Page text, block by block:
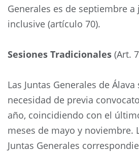
Generales es de septiembre
inclusive (artículo 70).
Sesiones Tradicionales (Art.
Las Juntas Generales de
necesidad de previa
año, coincidiendo con el
meses de mayo y noviembre.
Juntas Generales